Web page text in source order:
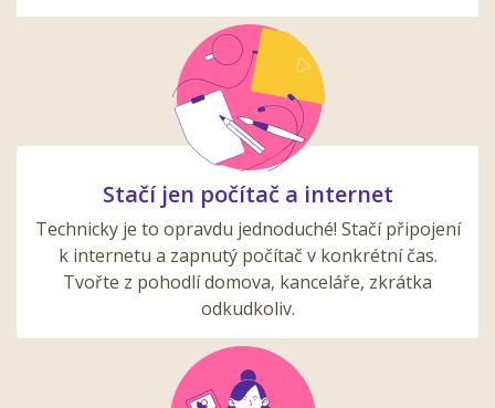
Stačí jen počítač a internet
Technicky je to opravdu jednoduché! Stačí připojení
k internetu a zapnutý počítač v konkrétní čas.
Tvořte z pohodlí domova, kanceláře, zkrátka
odkudkoliv.